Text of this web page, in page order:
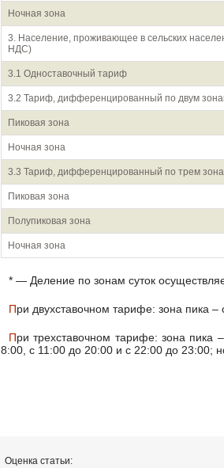
Ночная зона
3. Население, проживающее в сельских
НДС)
3.1 Одноставочный тариф
3.2 Тариф, дифференцированный по двум
Пиковая зона
Ночная зона
3.3 Тариф, дифференцированный по трем
Пиковая зона
Полупиковая зона
Ночная зона
* — Деление по зонам суток
При двухставочном тарифе: зона пика
При трехставочном тарифе: зона пика – с 8:00 до 11:00 и с 20:00 до 22:00; зона полупика – с 7:00 до
8:00, с 11:00 до 20:00 и с 22:00 до 23:00;
Оценка статьи: